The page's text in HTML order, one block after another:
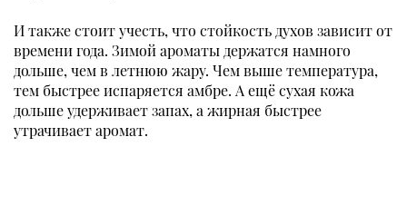
И также стоит учесть, что стойкость духов зависит от
времени года. Зимой ароматы держатся намного
дольше, чем в летнюю жару. Чем выше температура,
тем быстрее испаряется амбре. А ещё сухая кожа
дольше удерживает запах, а жирная быстрее
утрачивает аромат.